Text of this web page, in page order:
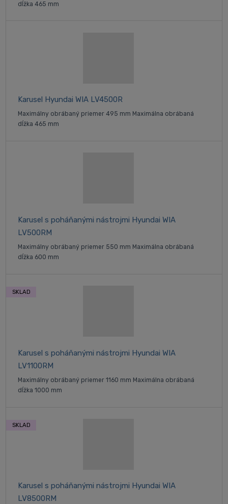
dĺžka 465 mm
Karusel Hyundai WIA LV4500R
Maximálny obrábaný priemer 495 mm Maximálna obrábaná
dĺžka 465 mm
Karusel s poháňanými nástrojmi Hyundai WIA
LV500RM
Maximálny obrábaný priemer 550 mm Maximálna obrábaná
dĺžka 600 mm
Karusel s poháňanými nástrojmi Hyundai WIA
LV1100RM
Maximálny obrábaný priemer 1160 mm Maximálna obrábaná
dĺžka 1000 mm
SKLAD
Karusel s poháňanými nástrojmi Hyundai WIA
LV8500RM
SKLAD